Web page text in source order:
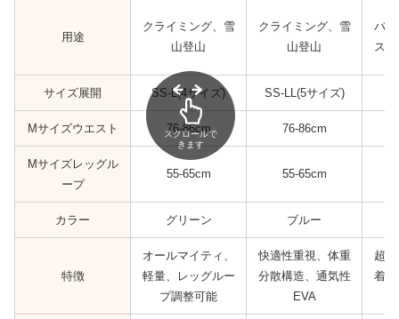
用途
クライミング、雪
山登山
クライミング、雪
山登山
バ
ス
サイズ展開 SS-L(4サイズ) SS-LL(5サイズ)
Mサイズウエスト 76-86cm 76-86cm
Mサイズレッグル
ープ
55-65cm 55-65cm
カラー グリーン ブルー
特徴
オールマイティ、
軽量、レッグルー
プ調整可能
快適性重視、体重
分散構造、通気性
EVA
超
着
スクロールで
きます